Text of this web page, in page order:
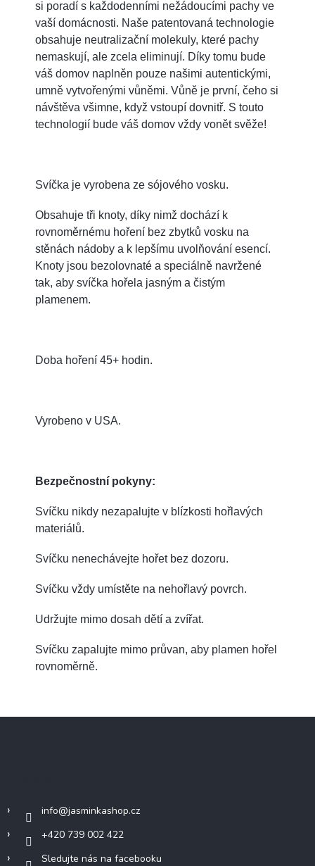
si poradí s každodenními nežádoucími pachy ve
vaší domácnosti. Naše patentovaná technologie
obsahuje neutralizační molekuly, které pachy
nemaskují, ale zcela eliminují. Díky tomu bude
váš domov naplněn pouze našimi autentickými,
umně vytvořenými vůněmi. Vůně je první, čeho si
návštěva všimne, když vstoupí dovnitř. S touto
technologií bude váš domov vždy vonět svěže!
Svíčka je vyrobena ze sójového vosku.
Obsahuje tři knoty, díky nimž dochází k
rovnoměrnému hoření bez zbytků vosku na
stěnách nádoby a k lepšímu uvolňování esencí.
Knoty jsou bezolovnaté a speciálně navržené
tak, aby svíčka hořela jasným a čistým
plamenem.
Doba hoření 45+ hodin.
Vyrobeno v USA.
Bezpečnostní pokyny:
Svíčku nikdy nezapalujte v blízkosti hořlavých
materiálů.
Svíčku nenechávejte hořet bez dozoru.
Svíčku vždy umístěte na nehořlavý povrch.
Udržujte mimo dosah dětí a zvířat.
Svíčku zapalujte mimo průvan, aby plamen hořel
rovnoměrně.
info@jasminkashop.cz
+420 739 002 422
Sledujte nás na facebooku